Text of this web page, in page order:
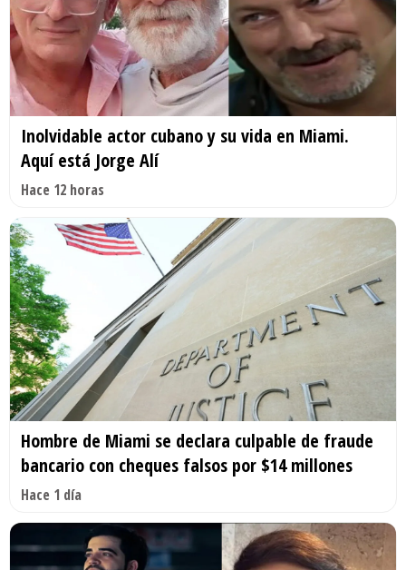
Inolvidable actor cubano y su vida en Miami.
Aquí está Jorge Alí
Hace 12 horas
Hombre de Miami se declara culpable de fraude
bancario con cheques falsos por $14 millones
Hace 1 día